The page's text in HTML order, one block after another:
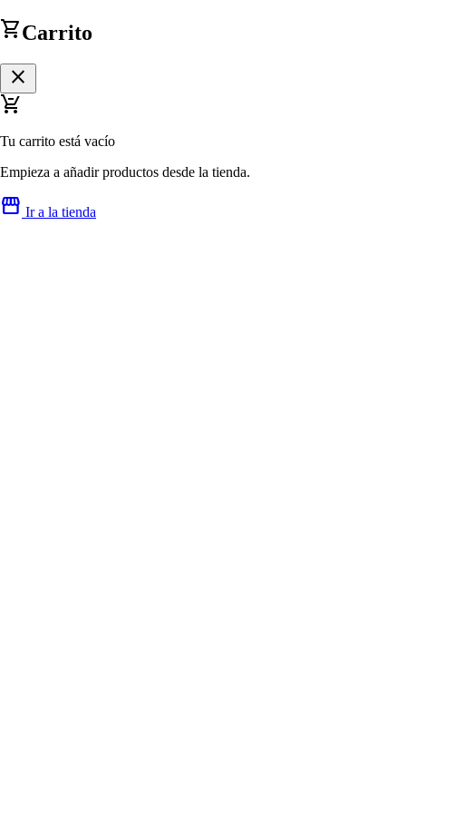
shopping_cartCarrito
close
remove_shopping_cart
Tu carrito está vacío
Empieza a añadir productos desde la tienda.
storefront Ir a la tienda